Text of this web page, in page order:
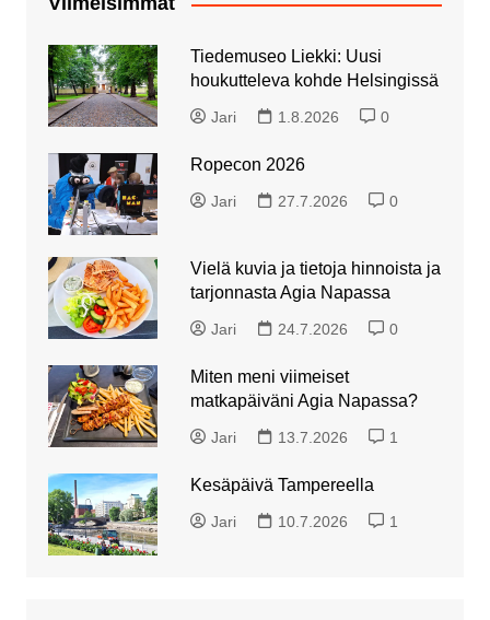
Tiedemuseo Liekki: Uusi
houkutteleva kohde Helsingissä
Jari 1.8.2026 0
Ropecon 2026
Jari 27.7.2026 0
Vielä kuvia ja tietoja hinnoista ja
tarjonnasta Agia Napassa
Jari 24.7.2026 0
Miten meni viimeiset
matkapäiväni Agia Napassa?
Jari 13.7.2026 1
Kesäpäivä Tampereella
Jari 10.7.2026 1